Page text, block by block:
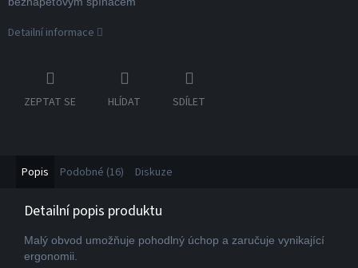
Detailní informace
ZEPTAT SE HLÍDAT SDÍLET
Popis Podobné (16) Diskuze
Detailní popis produktu
Malý obvod umožňuje pohodlný úchop a zaručuje vynikající
ergonomii.